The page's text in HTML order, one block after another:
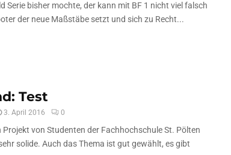
Serie bisher mochte, der kann mit BF 1 nicht viel falsch
der neue Maßstäbe setzt und sich zu Recht...
Test
3. April 2016 0
Projekt von Studenten der Fachhochschule St. Pölten
solide. Auch das Thema ist gut gewählt, es gibt